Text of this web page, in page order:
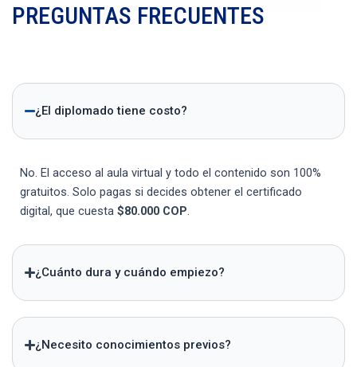
PREGUNTAS FRECUENTES
¿El diplomado tiene costo?
No. El acceso al aula virtual y todo el contenido son 100%
gratuitos. Solo pagas si decides obtener el certificado
digital, que cuesta $80.000 COP
¿Cuánto dura y cuándo empiezo?
¿Necesito conocimientos previos?